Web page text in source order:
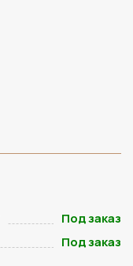
Под заказ
Под заказ